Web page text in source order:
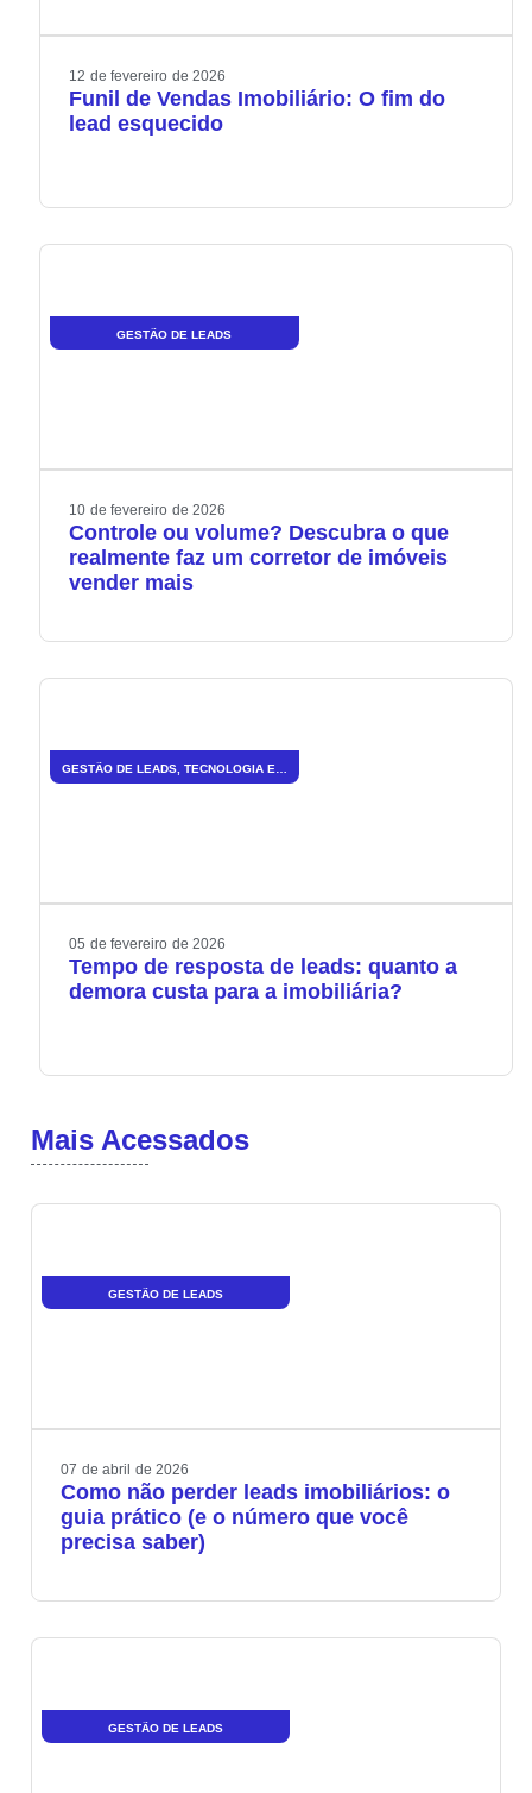
12 de fevereiro de 2026
Funil de Vendas Imobiliário: O fim do
lead esquecido
GESTÃO DE LEADS
10 de fevereiro de 2026
Controle ou volume? Descubra o que
realmente faz um corretor de imóveis
vender mais
GESTÃO DE LEADS, TECNOLOGIA E INOVAÇÃO
05 de fevereiro de 2026
Tempo de resposta de leads: quanto a
demora custa para a imobiliária?
Mais Acessados
GESTÃO DE LEADS
07 de abril de 2026
Como não perder leads imobiliários: o
guia prático (e o número que você
precisa saber)
GESTÃO DE LEADS